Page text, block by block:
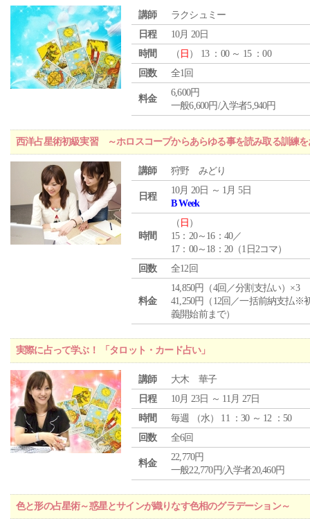
講師
ラクシュミー
日程
10月 20日
時間
（ 日 ） 13 ：00 ～ 15 ：00
回数
全1回
料金
6,600円
一般6,600円/入学者5,940円
西洋占星術初級実習 ～ホロスコープからあらゆる事を読み取る訓練を
講師 狩野 みどり
日程
10月 20日 ～ 1月 5日
B Week
時間
（ 日 ）
15：20～16：40／
17：00～18：20（1日2コマ）
回数
全12回
料金
14,850円（4回／分割支払い）×3
41,250円（12回／一括前納支払※
義開始前まで）
実際に占って学ぶ！ 「タロット・カード占い」
講師
大木 華子
日程
10月 23日 ～ 11月 27日
時間
毎週 （水） 11 ：30 ～ 12 ：50
回数
全6回
料金
22,770円
一般22,770円/入学者20,460円
色と形の占星術～惑星とサインが織りなす色相のグラデーション～